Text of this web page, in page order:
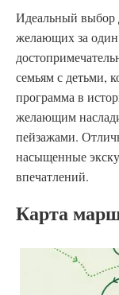
Идеальный выбор
желающих за один
семьям с детьми,
программа в
желающим
пейзажами.
насыщенные
впечатлений.
Карта